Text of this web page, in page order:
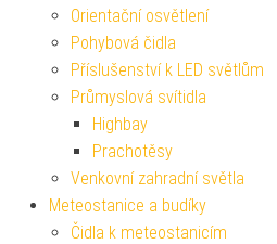
Orientační osvětlení
Pohybová čidla
Příslušenství k LED světlům
Průmyslová svítidla
Highbay
Prachotěsy
Venkovní zahradní světla
Meteostanice a budíky
Čidla k meteostanicím